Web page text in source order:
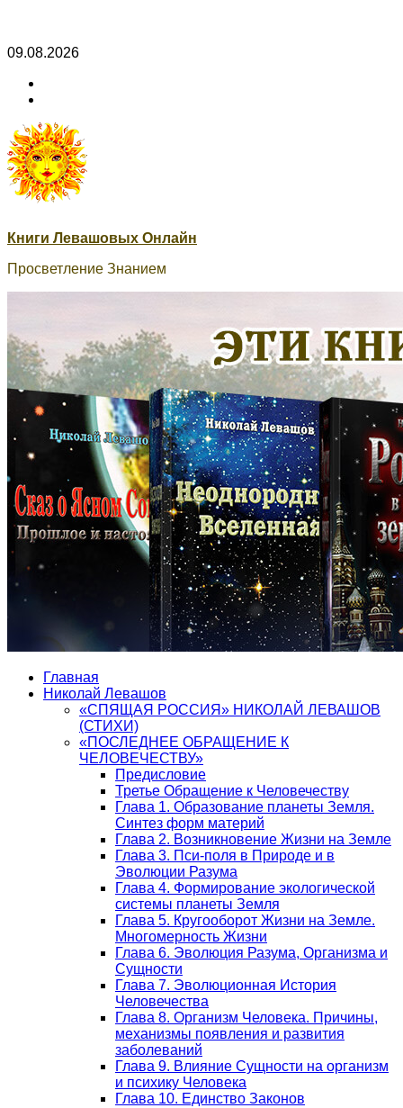
Skip
content
09.08.2026
Книги Левашовых Онлайн
Просветление Знанием
Главная
Николай Левашов
«СПЯЩАЯ РОССИЯ» НИКОЛАЙ ЛЕВАШОВ
(СТИХИ)
«ПОСЛЕДНЕЕ ОБРАЩЕНИЕ К
ЧЕЛОВЕЧЕСТВУ»
Предисловие
Третье Обращение к Человечеству
Глава 1. Образование планеты Земля.
Синтез форм материй
Глава 2. Возникновение Жизни на Земле
Глава 3. Пси-поля в Природе и в
Эволюции Разума
Глава 4. Формирование экологической
системы планеты Земля
Глава 5. Кругооборот Жизни на Земле.
Многомерность Жизни
Глава 6. Эволюция Разума, Организма и
Сущности
Глава 7. Эволюционная История
Человечества
Глава 8. Организм Человека. Причины,
механизмы появления и развития
заболеваний
Глава 9. Влияние Сущности на организм
и психику Человека
Глава 10. Единство Законов